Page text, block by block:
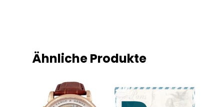
Ähnliche Produkte